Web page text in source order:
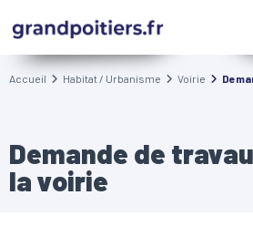
Accueil Habitat / Urbanisme Voirie
Demande de
la voirie